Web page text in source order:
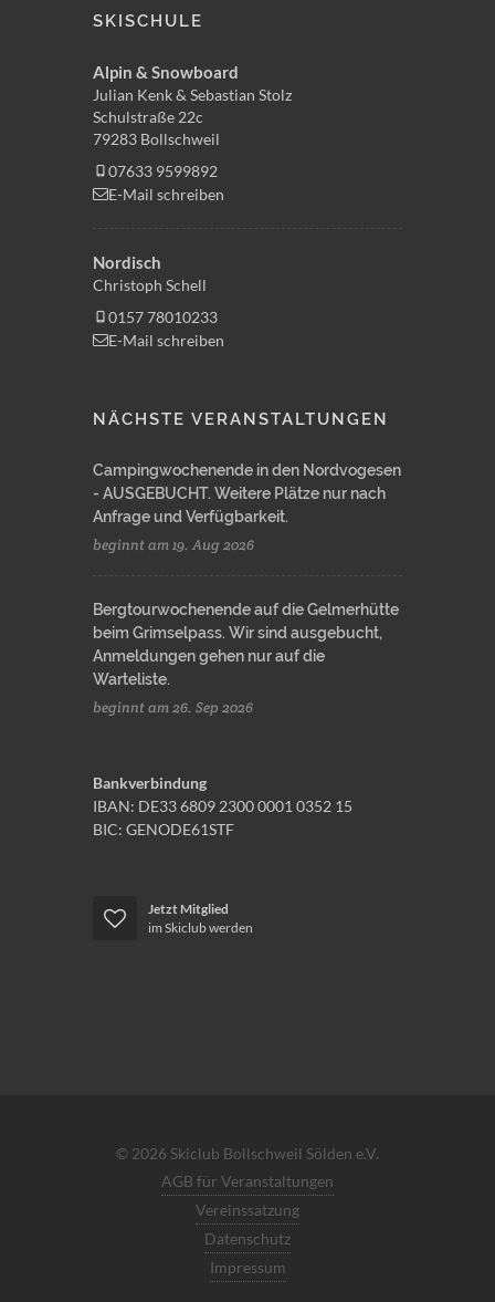
SKISCHULE
Alpin & Snowboard
Julian Kenk & Sebastian Stolz
Schulstraße 22c
79283 Bollschweil
07633 9599892
E-Mail schreiben
Nordisch
Christoph Schell
0157 78010233
E-Mail schreiben
NÄCHSTE VERANSTALTUNGEN
Campingwochenende in den Nordvogesen
- AUSGEBUCHT. Weitere Plätze nur nach
Anfrage und Verfügbarkeit.
beginnt am 19. Aug 2026
Bergtourwochenende auf die Gelmerhütte
beim Grimselpass. Wir sind ausgebucht,
Anmeldungen gehen nur auf die
Warteliste.
beginnt am 26. Sep 2026
Bankverbindung
IBAN: DE33 6809 2300 0001 0352 15
BIC: GENODE61STF
Jetzt Mitglied
im Skiclub werden
© 2026 Skiclub Bollschweil Sölden e.V.
AGB für Veranstaltungen
Vereinssatzung
Datenschutz
Impressum